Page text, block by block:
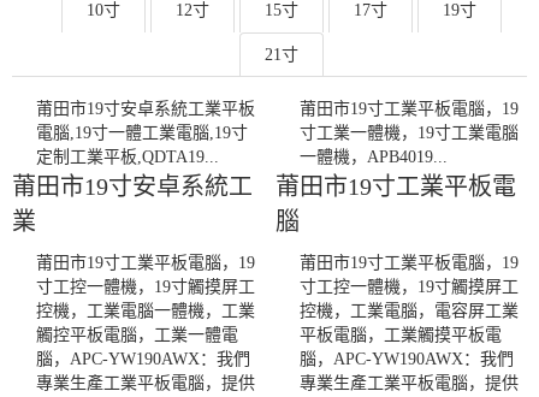
10寸
12寸 15寸 17寸 19寸
21寸
莆田市19寸安卓系統工業平板
電腦,19寸一體工業電腦,19寸
定制工業平板,QDTA19...
莆田市19寸安卓系統工
業
莆田市19寸工業平板電腦，19
寸工業一體機，19寸工業電腦
一體機，APB4019...
莆田市19寸工業平板電
腦
莆田市19寸工業平板電腦，19
寸工控一體機，19寸觸摸屏工
控機，工業電腦一體機，工業
觸控平板電腦，工業一體電
腦，APC-YW190AWX：我們
專業生產工業平板電腦，提供
莆田市19寸工業平板電腦，19
寸工控一體機，19寸觸摸屏工
控機，工業電腦，電容屏工業
平板電腦，工業觸摸平板電
腦，APC-YW190AWX：我們
專業生產工業平板電腦，提供